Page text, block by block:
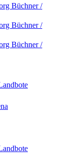
Büchner /
Büchner /
Büchner /